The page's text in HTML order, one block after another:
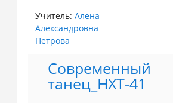
Учитель: Алена
Александровна
Петрова
Современный
танец_НХТ-41